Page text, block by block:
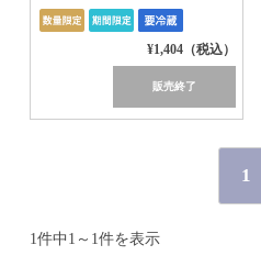
¥1,404（税込）
販売終了
1
1件中1～1件を表示